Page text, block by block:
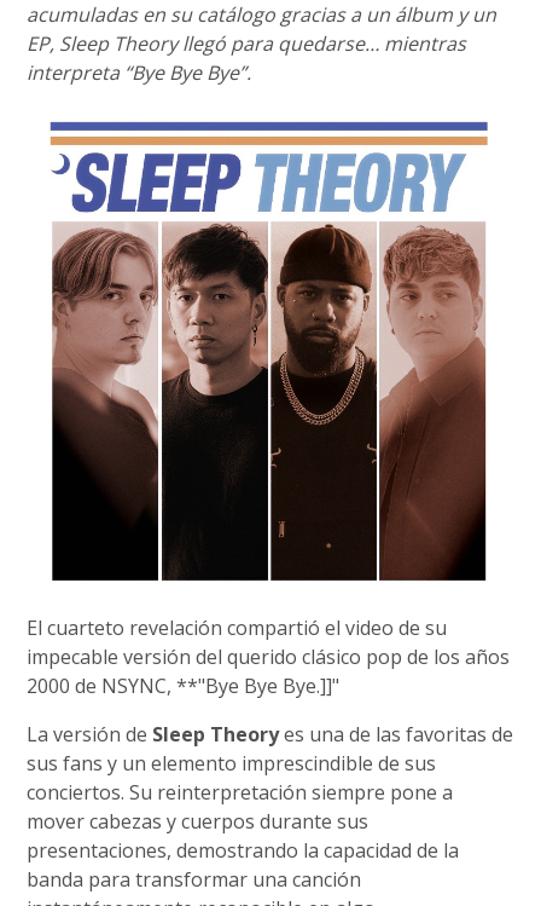
acumuladas en su catálogo gracias a un álbum y un
EP, Sleep Theory llegó para quedarse… mientras
interpreta “Bye Bye Bye”.
El cuarteto revelación compartió el video de su
impecable versión del querido clásico pop de los años
2000 de NSYNC, **"Bye Bye Bye.]]"
La versión de Sleep Theoryes una de las favoritas de
sus fans y un elemento imprescindible de sus
conciertos. Su reinterpretación siempre pone a
mover cabezas y cuerpos durante sus
presentaciones, demostrando la capacidad de la
banda para transformar una canción